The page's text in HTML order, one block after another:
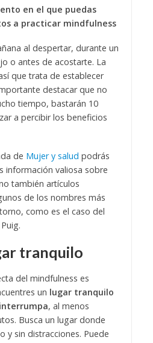
en el que puedas
a practicar mindfulness
al despertar, durante un
o antes de acostarte. La
que trata de establecer
destacar que no
tiempo, bastarán 10
a percibir los beneficios
de Mujer y salud podrás
información valiosa sobre
también artículos
de los nombres más
como es el caso del
tranquilo
del mindfulness es
un lugar tranquilo
, al menos
Busca un lugar donde
y sin distracciones. Puede